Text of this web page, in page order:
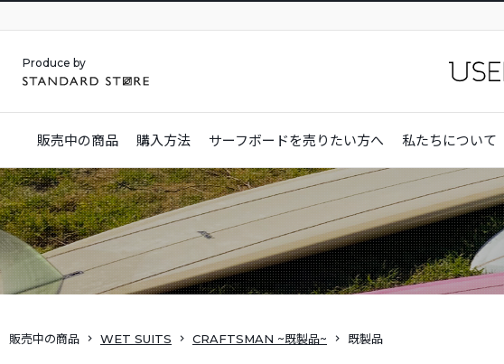
Produce by
販売中の商品 購入方法 サーフボードを売りたい方へ 私たちについて
販売中の商品 WET SUITS CRAFTSMAN ~既製品~ 既製品